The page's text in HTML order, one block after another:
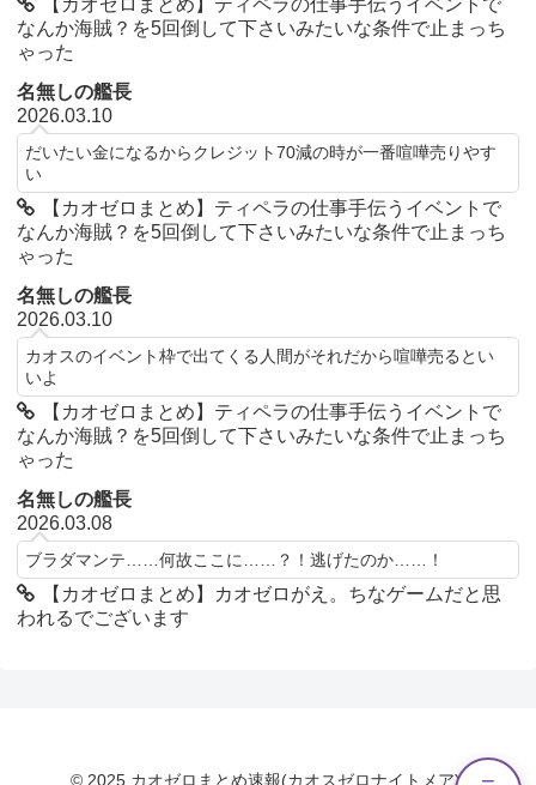
【カオゼロまとめ】ティペラの仕事手伝うイベントで
なんか海賊？を5回倒して下さいみたいな条件で止まっち
ゃった
名無しの艦長
2026.03.10
だいたい金になるからクレジット70減の時が一番喧嘩売りやす
い
【カオゼロまとめ】ティペラの仕事手伝うイベントで
なんか海賊？を5回倒して下さいみたいな条件で止まっち
ゃった
名無しの艦長
2026.03.10
カオスのイベント枠で出てくる人間がそれだから喧嘩売るとい
いよ
【カオゼロまとめ】ティペラの仕事手伝うイベントで
なんか海賊？を5回倒して下さいみたいな条件で止まっち
ゃった
名無しの艦長
2026.03.08
ブラダマンテ……何故ここに……？！逃げたのか……！
【カオゼロまとめ】カオゼロがえ。ちなゲームだと思
われるでございます
© 2025 カオゼロまとめ速報(カオスゼロナイトメア).